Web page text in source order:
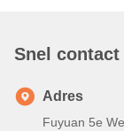
Snel contact
Adres
Fuyuan 5e